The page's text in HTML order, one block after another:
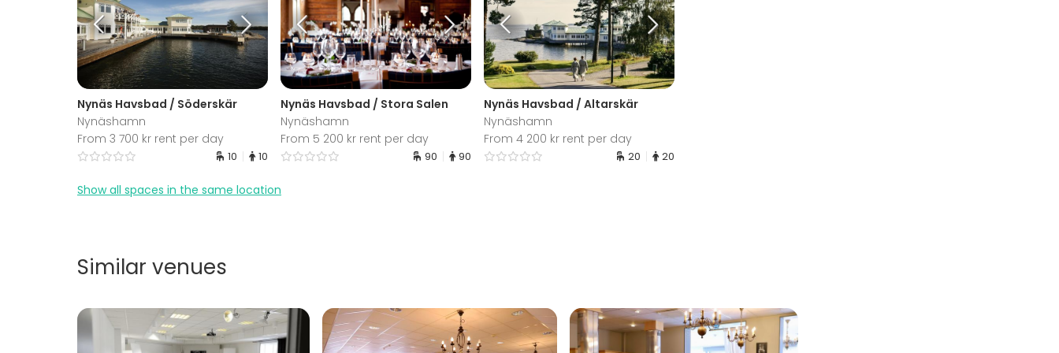
Nynäs Havsbad / Söderskär
Nynäshamn
From 3 700 kr rent per day
10 10
Nynäs Havsbad / Stora Salen
Nynäshamn
From 5 200 kr rent per day
90 90
Nynäs Havsbad / Altarskär
Nynäshamn
From 4 200 kr rent per day
20 20
Show all spaces in the same location
Similar venues